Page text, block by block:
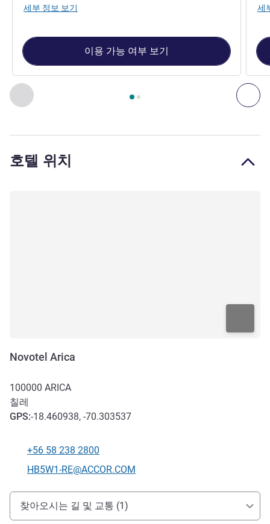
이전 - 객실 다
2 페이지 , 객실 1 : Standard Twin Room with 2 Single
세부 정보 보기
이용 가능 여부 보기
세
호텔 위치
Novotel Arica
100000 ARICA
칠레
GPS:-18.460938, -70.303537
전화
+56 58 238 2800
E-mail
HB5W1-RE@ACCOR.COM
호텔 접근 및 교통
찾아오시는 길 및 교통 (1)